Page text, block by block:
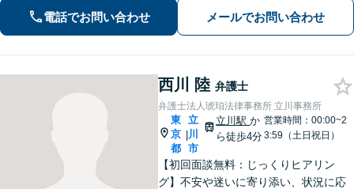
を心がけています【離婚・男女問題／
相続・遺言／交通事故】
電話でお問い合わせ メールでお問い合わせ
西川 陸 弁護士
弁護士法人琥珀法律事務所 立川事務所
東
京
都
|
立
川
市
立川駅か
ら徒歩4分
営業時間：00:00~2
3:59（土日祝日）
【初回面談無料：じっくりヒアリン
グ】不安や迷いに寄り添い、状況に応